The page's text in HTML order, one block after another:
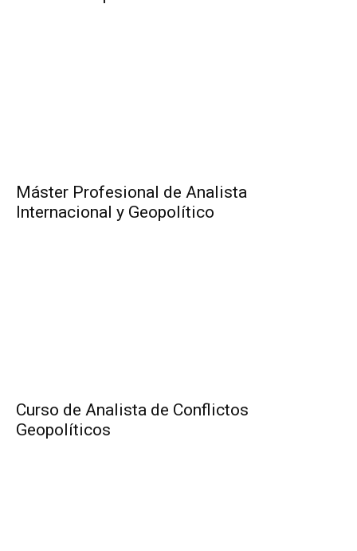
Máster Profesional de Analista
Internacional y Geopolítico
Curso de Analista de Conflictos
Geopolíticos